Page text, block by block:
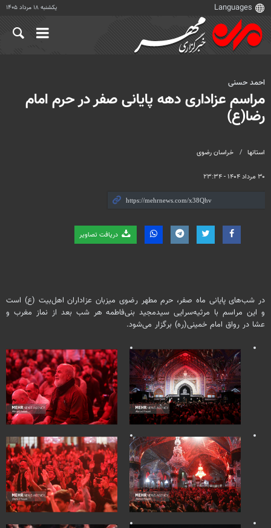
یکشنبه ۱۸ مرداد ۱۴۰۵
استانها خراسان رضوی
۳۰ مرداد ۱۴۰۴ - ۲۳:۳۴
دریافت تصاویر
احمد حسنی
مراسم عزاداری دهه پایانی صفر در حرم امام
رضا(ع)
در شب‌های پایانی ماه صفر، حرم مطهر رضوی میزبان عزاداران اهل‌بیت (ع) است
و این مراسم با مرثیه‌سرایی سیدمجید بنی‌فاطمه هر شب بعد از نماز مغرب و
عشا در رواق امام خمینی(ره) برگزار می‌شود.